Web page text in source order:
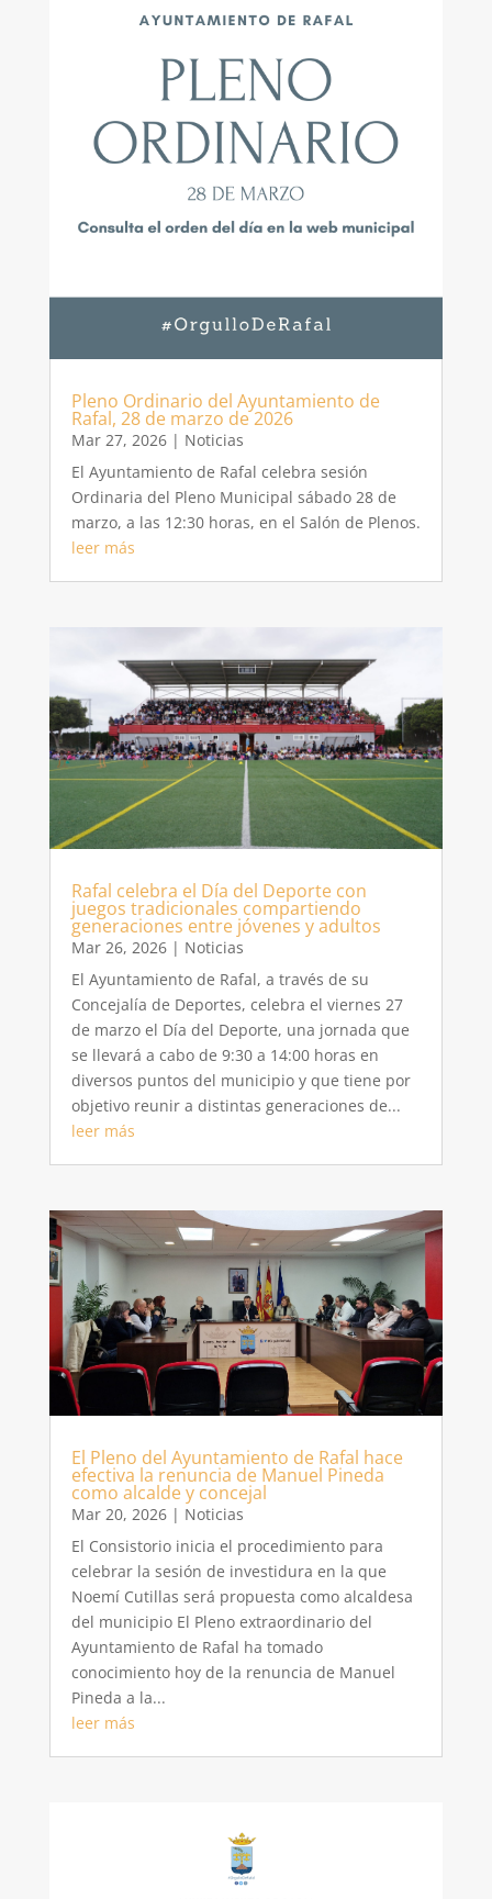
Pleno Ordinario del Ayuntamiento de
Rafal, 28 de marzo de 2026
Mar 27, 2026| Noticias
El Ayuntamiento de Rafal celebra sesión
Ordinaria del Pleno Municipal sábado 28 de
marzo, a las 12:30 horas, en el Salón de Plenos.
leer más
Rafal celebra el Día del Deporte con
juegos tradicionales compartiendo
generaciones entre jóvenes y adultos
Mar 26, 2026| Noticias
El Ayuntamiento de Rafal, a través de su
Concejalía de Deportes, celebra el viernes 27
de marzo el Día del Deporte, una jornada que
se llevará a cabo de 9:30 a 14:00 horas en
diversos puntos del municipio y que tiene por
objetivo reunir a distintas generaciones de...
leer más
El Pleno del Ayuntamiento de Rafal hace
efectiva la renuncia de Manuel Pineda
como alcalde y concejal
Mar 20, 2026| Noticias
El Consistorio inicia el procedimiento para
celebrar la sesión de investidura en la que
Noemí Cutillas será propuesta como alcaldesa
del municipio El Pleno extraordinario del
Ayuntamiento de Rafal ha tomado
conocimiento hoy de la renuncia de Manuel
Pineda a la...
leer más